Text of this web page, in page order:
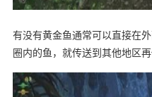
有没有黄金鱼通常可以直接在
圈内的鱼，就传送到其他地区再